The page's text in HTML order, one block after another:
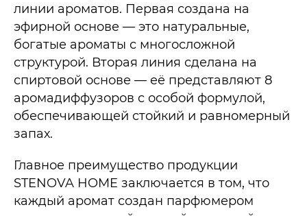
линии ароматов. Первая создана на
эфирной основе — это натуральные,
богатые ароматы с многосложной
структурой. Вторая линия сделана на
спиртовой основе — её представляют 8
аромадиффузоров с особой формулой,
обеспечивающей стойкий и равномерный
запах.
Главное преимущество продукции
STENOVA HOME заключается в том, что
каждый аромат создан парфюмером